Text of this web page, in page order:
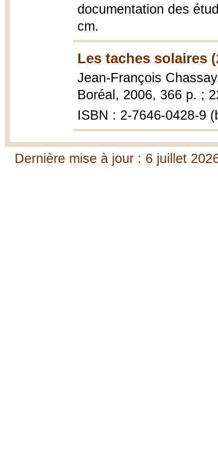
documentation des
cm.
Les taches solaires
Jean-François
Boréal, 2006, 366 p. ;
ISBN : 2-7646-0428-9
Dernière mise à jour : 6 juillet